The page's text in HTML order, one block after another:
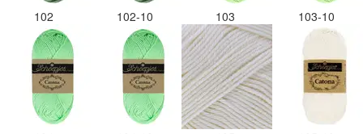
102 102-10 103 103-10